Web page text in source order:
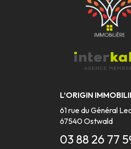
L’ORIGIN
61 rue du Général
67540Ostwald
03 88 26 77